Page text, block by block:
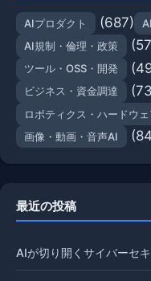
AIプロダクト (687)
AI規制・倫理・政策
ツール・OSS・開発
ビジネス・資金調達
ロボティクス・ハードウェ
画像・動画・音声AI
最近の投稿
AIが切り開くサイバーセ